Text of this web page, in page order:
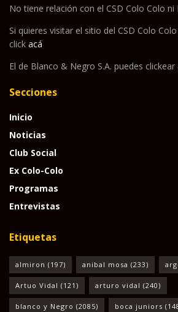
No tiene relación con el CSD Colo Colo ni
Si quieres visitar el sitio del CSD Colo
click acá
El de Blanco & Negro S.A. puedes clickear
Secciones
Inicio
Noticias
Club Social
Ex Colo-Colo
Programas
Entrevistas
Etiquetas
almiron (197) anibal mosa (233)
Artuo Vidal (121) arturo vidal (240)
blanco y Negro (2085) boca juniors